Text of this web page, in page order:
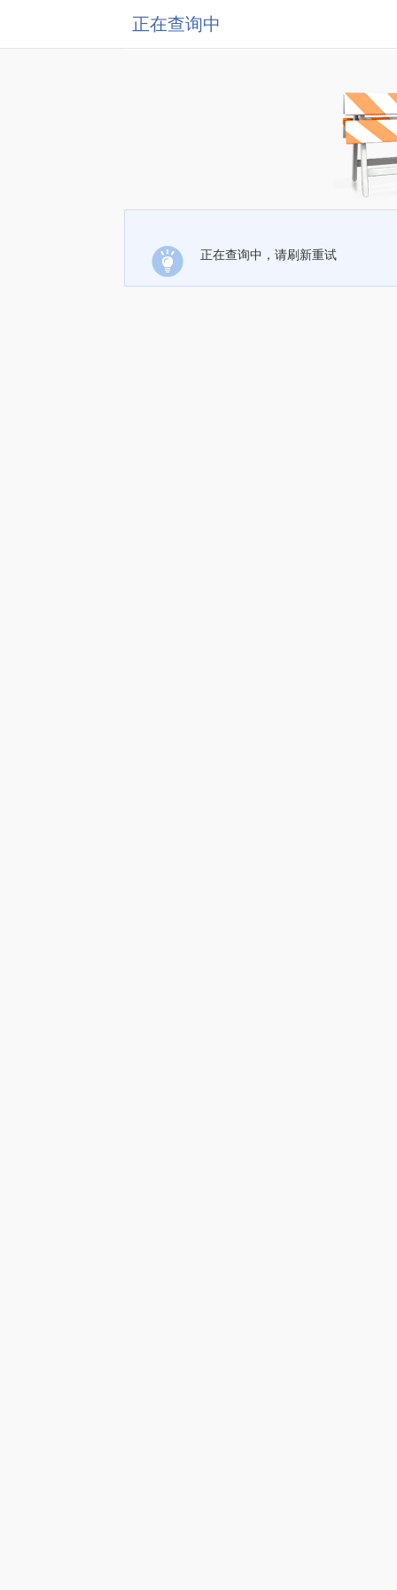
正在查询中
正在查询中，请刷新重试